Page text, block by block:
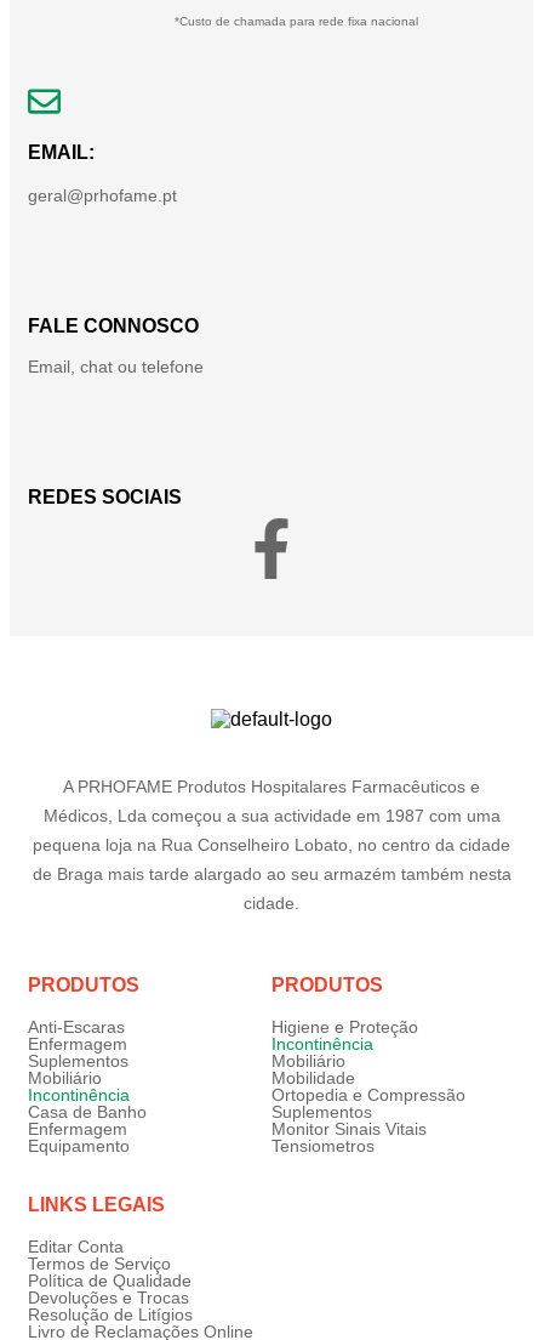
*Custo de chamada para rede fixa nacional
EMAIL:
geral@prhofame.pt
FALE CONNOSCO
Email, chat ou telefone
REDES SOCIAIS
A PRHOFAME Produtos Hospitalares Farmacêuticos e
Médicos, Lda começou a sua actividade em 1987 com uma
pequena loja na Rua Conselheiro Lobato, no centro da cidade
de Braga mais tarde alargado ao seu armazém também nesta
cidade.
PRODUTOS
Anti-Escaras
Enfermagem
Suplementos
Mobiliário
Incontinência
Casa de Banho
Enfermagem
Equipamento
PRODUTOS
Higiene e Proteção
Incontinência
Mobiliário
Mobilidade
Ortopedia e Compressão
Suplementos
Monitor Sinais Vitais
Tensiometros
LINKS LEGAIS
Editar Conta
Termos de Serviço
Política de Qualidade
Devoluções e Trocas
Resolução de Litígios
Livro de Reclamações Online